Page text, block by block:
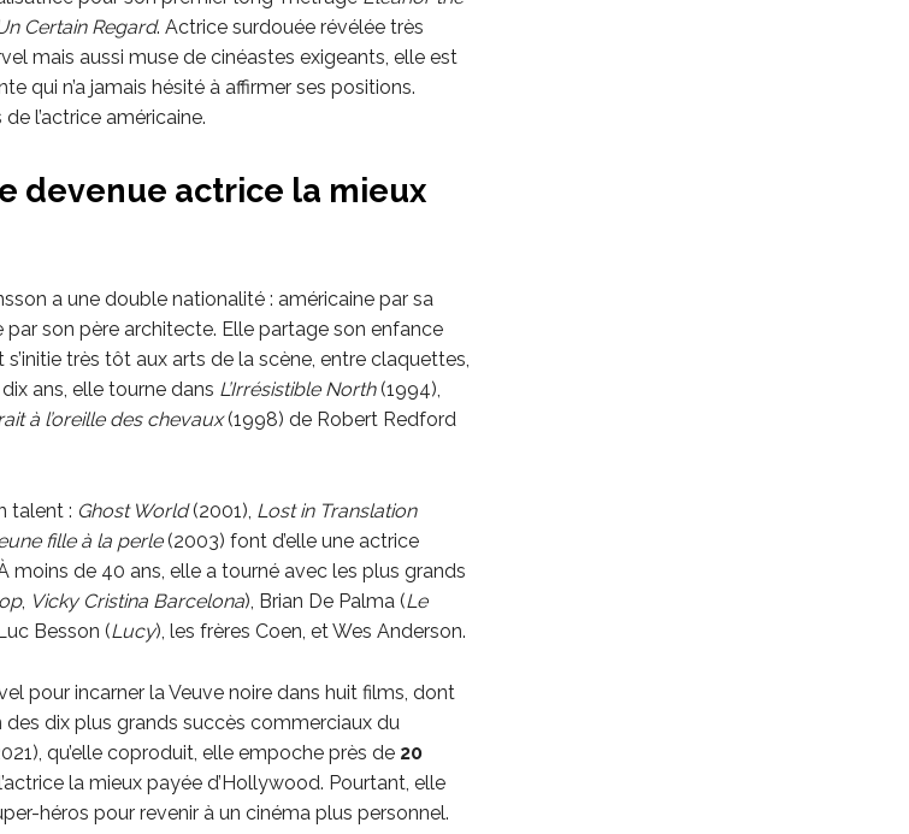
Certain Regard. Actrice surdouée révélée très
mais aussi muse de cinéastes exigeants, elle est
qui n’a jamais hésité à affirmer ses positions.
l’actrice américaine.
devenue actrice la mieux
a une double nationalité : américaine par sa
son père architecte. Elle partage son enfance
très tôt aux arts de la scène, entre claquettes,
ans, elle tourne dans L’Irrésistible North(1994),
à l’oreille des chevaux(1998) de Robert Redford
talent : Ghost World(2001), Lost in Translation
fille à la perle(2003) font d’elle une actrice
moins de 40 ans, elle a tourné avec les plus grands
, Vicky Cristina Barcelona), Brian De Palma (Le
Besson (Lucy), les frères Coen, et Wes Anderson.
pour incarner la Veuve noire dans huit films, dont
des dix plus grands succès commerciaux du
qu’elle coproduit, elle empoche près de 20
la mieux payée d’Hollywood. Pourtant, elle
héros pour revenir à un cinéma plus personnel.